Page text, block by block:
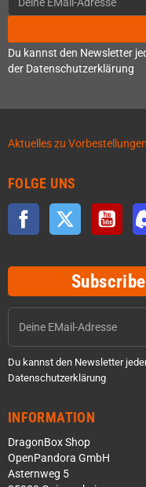
Du kannst den Newsletter
der Datenschutzerklärung
Aktuelles zu
FOLGE UNS
Facebook Twitter
Du kannst den Newsletter
Datenschutzerklärung
INFORMATION
DragonBox Shop
OpenPandora GmbH
Asternweg 5